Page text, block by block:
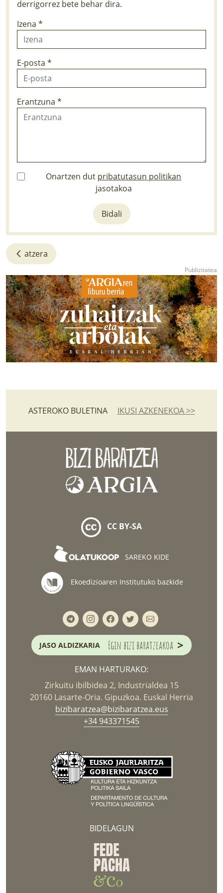
derrigorrez bete behar dira.
Izena *
E-posta *
Erantzuna *
Onartzen dut pribatutasun politikan
jasotakoa
Bidali
atzera
ASTEROKO BULETINA IKUSI AZKENEKOA >>
CC BY-SA
SAREKO KIDE
Ekoedizioaren Institutuko bazkide
JASO ALDIZKARIA Egin bizi baratzeakoa >
EMAN HARTURAKO:
Zirkuitu ibilbidea 2, Industrialdea 15
20160 Lasarte-Oria. Gipuzkoa. Euskal Herria
bizibaratzea@bizibaratzea.eus
+34 943371545
BIDELAGUN